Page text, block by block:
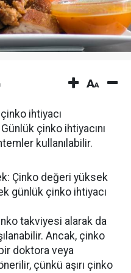
ihtiyacı
çinko ihtiyacını
kullanılabilir.
Çinko değeri yüksek
günlük çinko ihtiyacı
takviyesi alarak da
Ancak, çinko
doktora veya
çünkü aşırı çinko